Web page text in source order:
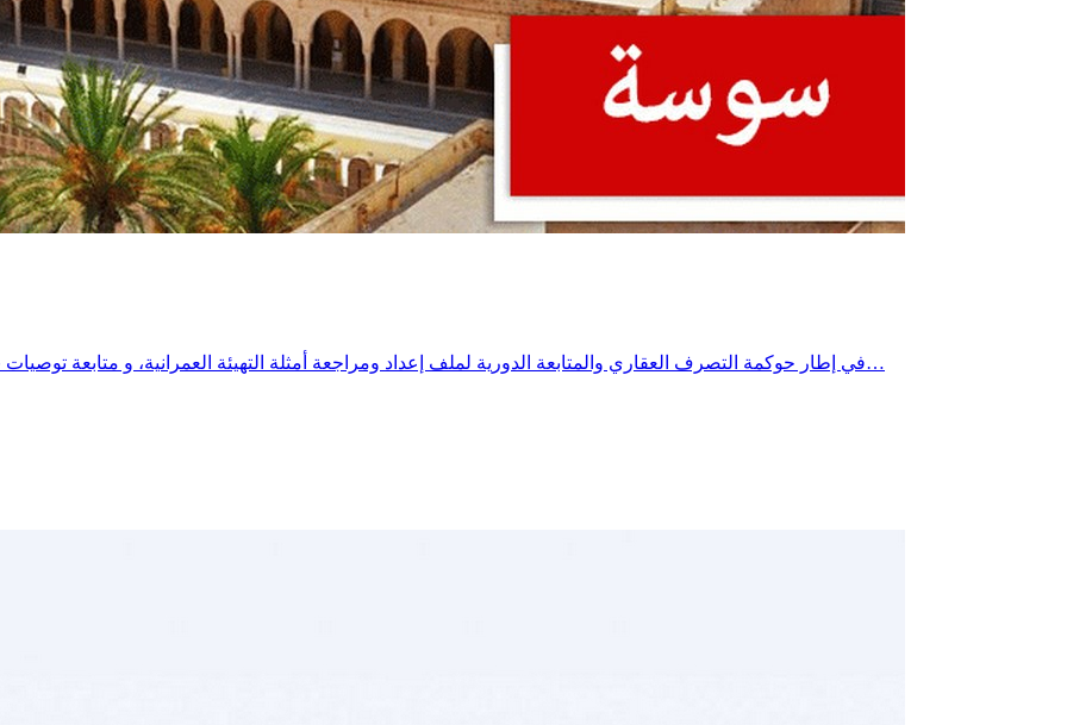
في إطار حوكمة التصرف العقاري والمتابعة الدورية لملف إعداد ومراجعة أمثلة التهيئة العمرانية، و متابعة توصيات جلسة 25 ماي 2026، أشرف السيد سفيان التنفوري، والي سوسة، يوم…